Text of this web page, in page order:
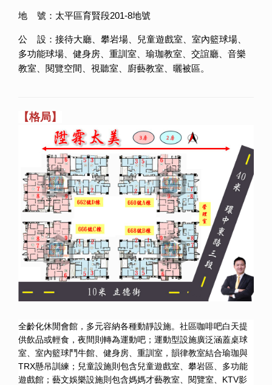
地 號：太平區育賢段201-8地號
公 設：接待大廳、攀岩場、兒童遊戲室、室內籃球場、
多功能球場、健身房、重訓室、瑜珈教室、交誼廳、音樂
教室、閱覽空間、視聽室、廚藝教室、曬被區。
【格局】
全齡化休閒會館，多元容納各種動靜設施。社區咖啡吧白天提
供飲品或輕食，夜間則轉為運動吧；運動型設施廣泛涵蓋桌球
室、室內籃球鬥牛館、健身房、重訓室，韻律教室結合瑜珈與
TRX懸吊訓練；兒童設施則包含兒童遊戲室、攀岩區、多功能
遊戲館；藝文娛樂設施則包含媽媽才藝教室、閱覽室、KTV影